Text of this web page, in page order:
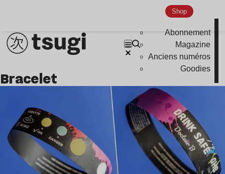
Shop
Abonnement
Magazine
Anciens numéros
Goodies
Nu Jazz
bracelet